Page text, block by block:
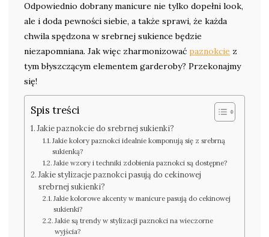
Odpowiednio dobrany manicure nie tylko dopełni look,
ale i doda pewności siebie, a także sprawi, że każda
chwila spędzona w srebrnej sukience będzie
niezapomniana. Jak więc zharmonizować paznokcie z
tym błyszczącym elementem garderoby? Przekonajmy
się!
Spis treści
Jakie paznokcie do srebrnej sukienki?
Jakie kolory paznokci idealnie komponują się z srebrną
sukienką?
Jakie wzory i techniki zdobienia paznokci są dostępne?
Jakie stylizacje paznokci pasują do cekinowej
srebrnej sukienki?
Jakie kolorowe akcenty w manicure pasują do cekinowej
sukienki?
Jakie są trendy w stylizacji paznokci na wieczorne
wyjścia?